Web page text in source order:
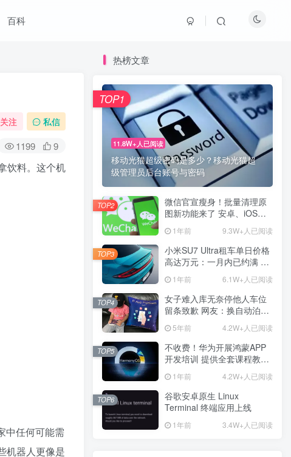
百科
关注 私信
1199 9
饮料。这个机
中任何可能需
机器人更像是
热榜文章
11.8W+人已阅读
移动光猫超级密码是多少？移动光猫超
级管理员后台账号与密码
TOP1
微信官宣瘦身！批量清理原
图新功能来了 安卓、iOS均
1年前 9.3W+人已阅读
TOP2
小米SU7 Ultra租车单日价格
高达万元：一月内已约满 预
1年前 6.1W+人已阅读
TOP3
女子难入库无奈停他人车位
留条致歉 网友：换自动泊车
5年前 4.2W+人已阅读
TOP4
不收费！华为开展鸿蒙APP
开发培训 提供全套课程教学
1年前 4.2W+人已阅读
TOP5
谷歌安卓原生 Linux
Terminal 终端应用上线
1年前 3.4W+人已阅读
TOP6